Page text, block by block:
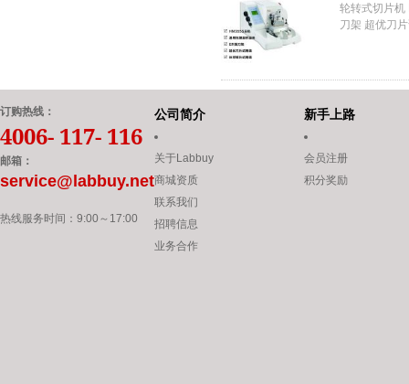
轮转式切片机
刀架 超优刀
订购热线：
4006- 117- 116
邮箱：
service@labbuy.net
热线服务时间： 9:00 ～ 17:00
公司简介
关于Labbuy
商城资质
联系我们
招聘信息
业务合作
新手上路
会员注册
积分奖励